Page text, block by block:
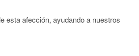
esta afección, ayudando a nuestros